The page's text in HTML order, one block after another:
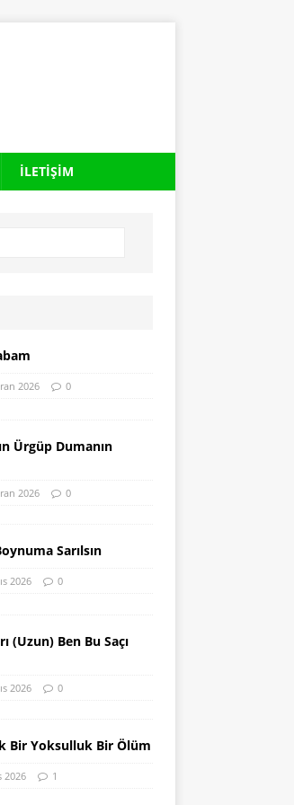
İLETIŞIM
2026 0
Ürgüp Dumanın
2026 0
Sarılsın
2026 0
(Uzun) Ben Bu Saçı
2026 0
Bir Yoksulluk Bir Ölüm
2026 1